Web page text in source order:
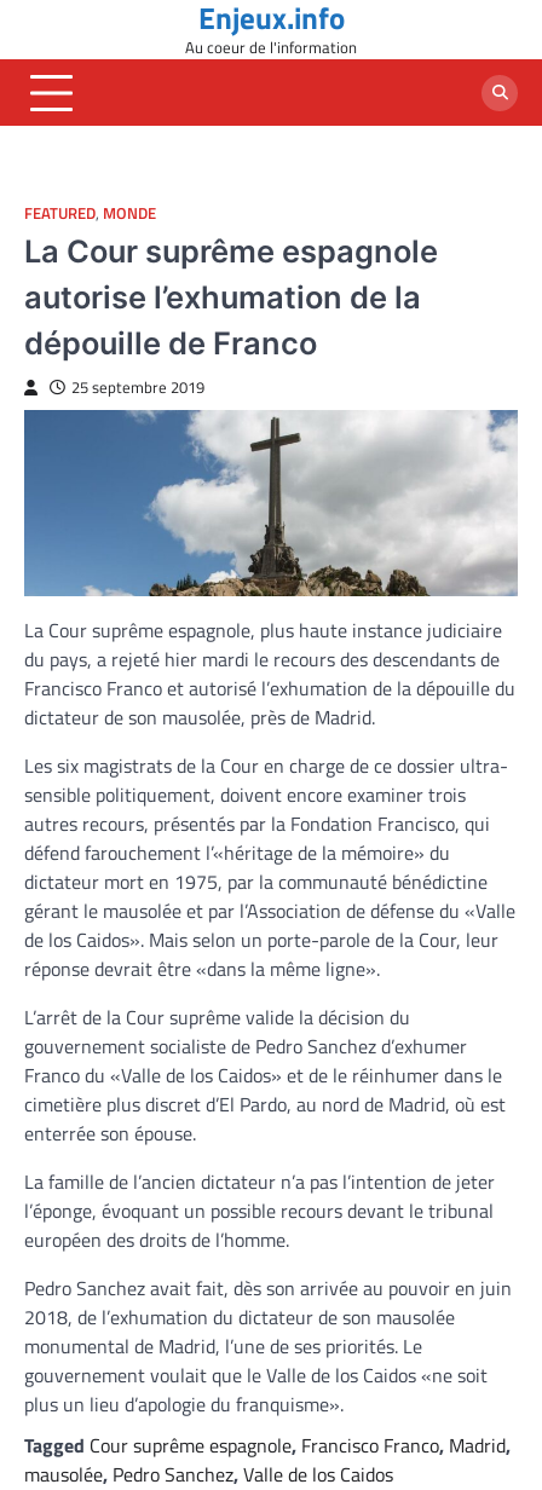
content
Enjeux.info
Au coeur de l'information
FEATURED, MONDE
La Cour suprême espagnole
autorise l’exhumation de la
dépouille de Franco
25 septembre 2019
La Cour suprême espagnole, plus haute instance judiciaire
du pays, a rejeté hier mardi le recours des descendants de
Francisco Franco et autorisé l’exhumation de la dépouille du
dictateur de son mausolée, près de Madrid.
Les six magistrats de la Cour en charge de ce dossier ultra-
sensible politiquement, doivent encore examiner trois
autres recours, présentés par la Fondation Francisco, qui
défend farouchement l’«héritage de la mémoire» du
dictateur mort en 1975, par la communauté bénédictine
gérant le mausolée et par l’Association de défense du «Valle
de los Caidos». Mais selon un porte-parole de la Cour, leur
réponse devrait être «dans la même ligne».
L’arrêt de la Cour suprême valide la décision du
gouvernement socialiste de Pedro Sanchez d’exhumer
Franco du «Valle de los Caidos» et de le réinhumer dans le
cimetière plus discret d’El Pardo, au nord de Madrid, où est
enterrée son épouse.
La famille de l’ancien dictateur n’a pas l’intention de jeter
l’éponge, évoquant un possible recours devant le tribunal
européen des droits de l’homme.
Pedro Sanchez avait fait, dès son arrivée au pouvoir en juin
2018, de l’exhumation du dictateur de son mausolée
monumental de Madrid, l’une de ses priorités. Le
gouvernement voulait que le Valle de los Caidos «ne soit
plus un lieu d’apologie du franquisme».
Tagged Cour suprême espagnole, Francisco Franco, Madrid,
mausolée, Pedro Sanchez,Valle de los Caidos